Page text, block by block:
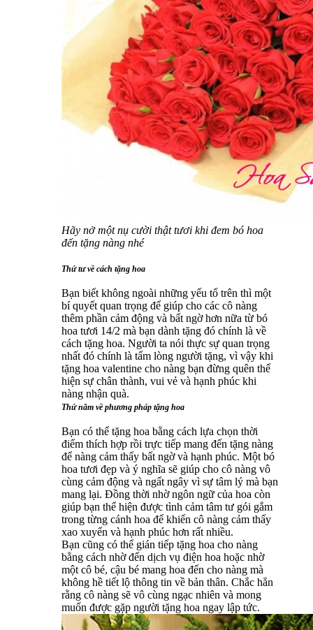
Hãy nở một nụ cười thật tươi khi đem bó hoa
đến tặng nàng nhé
Thứ tư về cách tặng hoa
Bạn biết không ngoài những yếu tố trên thì một
bí quyết quan trọng để giúp cho các cô nàng
thêm phần cảm động và bất ngờ hơn nữa từ bó
hoa tươi 14/2 mà bạn dành tặng đó chính là về
cách tặng hoa. Người ta nói thực sự quan trọng
nhất đó chính là tấm lòng người tặng, vì vậy khi
tặng hoa valentine cho nàng bạn đừng quên thể
hiện sự chân thành, vui vẻ và hạnh phúc khi
nàng nhận quà.
Thứ năm về phương pháp tặng hoa
Bạn có thể tặng hoa bằng cách lựa chọn thời
điểm thích hợp rồi trực tiếp mang đến tặng nàng
để nàng cảm thấy bất ngờ và hạnh phúc. Một bó
hoa tươi đẹp và ý nghĩa sẽ giúp cho cô nàng vô
cùng cảm động và ngất ngây vì sự tâm lý mà bạn
mang lại. Đồng thời nhờ ngôn ngữ của hoa còn
giúp bạn thể hiện được tình cảm tâm tư gói gắm
trong từng cánh hoa để khiến cô nàng cảm thấy
xao xuyến và hạnh phúc hơn rất nhiều.
Bạn cũng có thể gián tiếp tặng hoa cho nàng
bằng cách nhờ đến dịch vụ điện hoa hoặc nhờ
một cô bé, cậu bé mang hoa đến cho nàng mà
không hề tiết lộ thông tin về bản thân. Chắc hẳn
rằng cô nàng sẽ vô cùng ngạc nhiên và mong
muốn được gặp người tặng hoa ngay lập tức.